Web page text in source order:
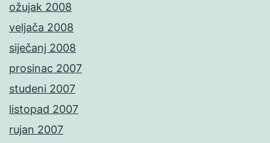
ožujak 2008
veljača 2008
siječanj 2008
prosinac 2007
studeni 2007
listopad 2007
rujan 2007